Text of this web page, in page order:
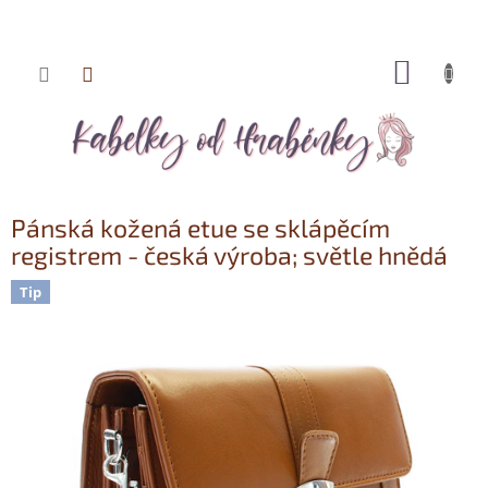
Přejít
Pánská kožená etue se sklápěcím
registrem - česká výroba; světle hnědá
Tip